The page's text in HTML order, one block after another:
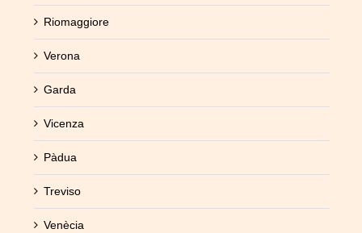
Riomaggiore
Verona
Garda
Vicenza
Pàdua
Treviso
Venècia